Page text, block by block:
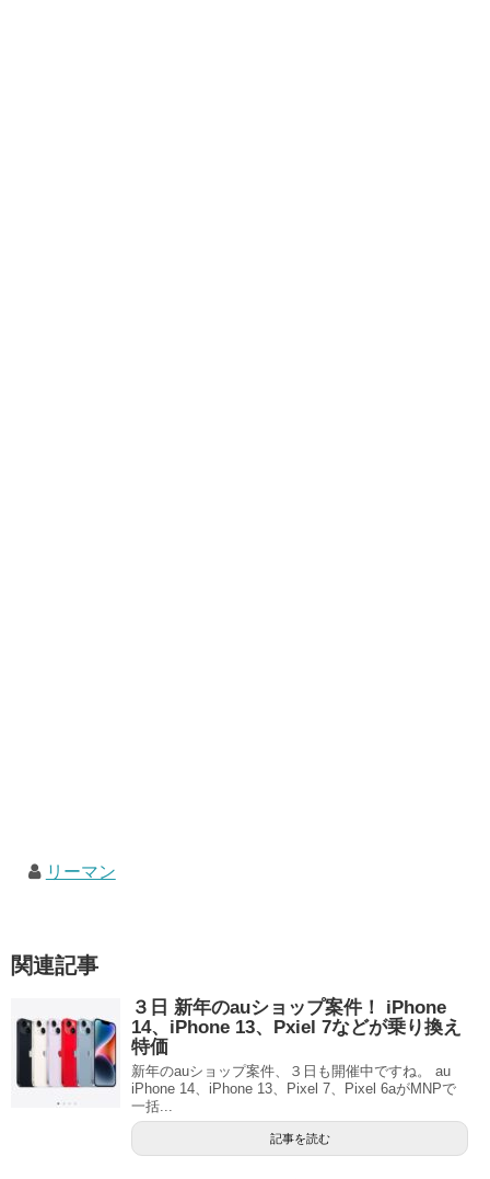
リーマン
関連記事
３日 新年のauショップ案件！ iPhone
14、iPhone 13、Pxiel 7などが乗り換え
特価
新年のauショップ案件、３日も開催中ですね。 au
iPhone 14、iPhone 13、Pixel 7、Pixel 6aがMNPで
一括...
記事を読む